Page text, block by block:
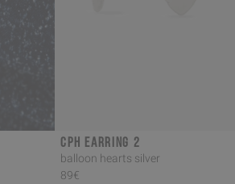
CPH EARRING 2
balloon hearts silver
89€